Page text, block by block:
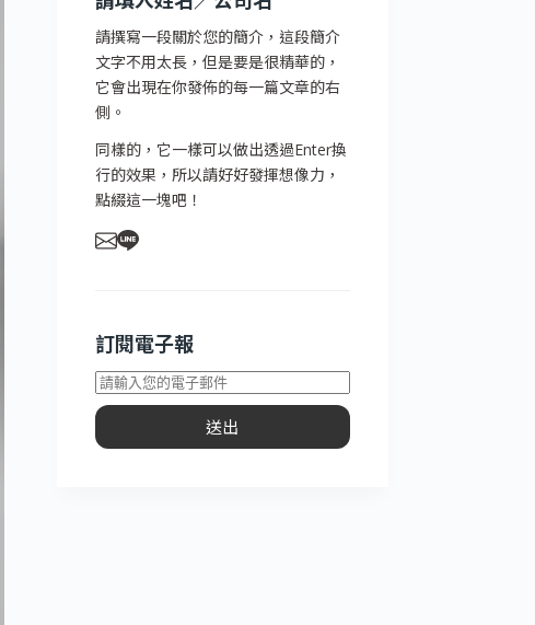
請撰寫一段關於您的簡介，這段簡介
文字不用太長，但是要是很精華的，
它會出現在你發佈的每一篇文章的右
側。
同樣的，它一樣可以做出透過Enter換
行的效果，所以請好好發揮想像力，
點綴這一塊吧！
訂閱電子報
送出